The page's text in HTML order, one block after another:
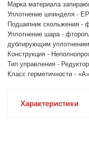
Марка материала
Уплотнение шпинделя -
Подшипник скольжения -
Уплотнение шара -
дублирующим
Конструкция -
Тип управления - Редуктор
Класс герметичности - «А»
Характеристики